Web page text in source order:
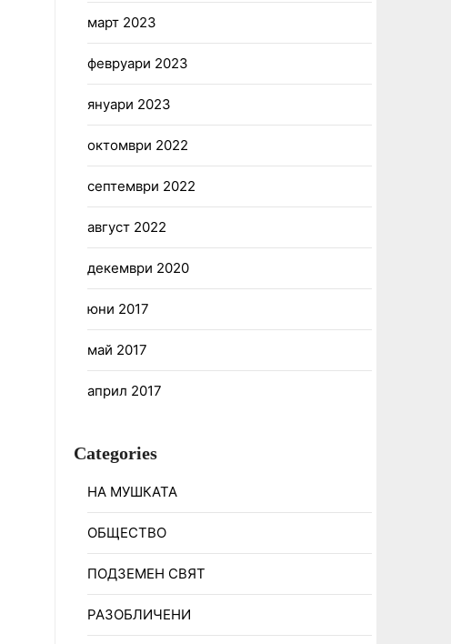
март 2023
февруари 2023
януари 2023
октомври 2022
септември 2022
август 2022
декември 2020
юни 2017
май 2017
април 2017
Categories
НА МУШКАТА
ОБЩЕСТВО
ПОДЗЕМЕН СВЯТ
РАЗОБЛИЧЕНИ